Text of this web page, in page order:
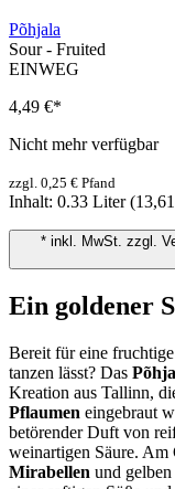
Põhjala
Sour - Fruited
EINWEG
4,49 €*
Nicht mehr verfügbar
zzgl. 0,25 € Pfand
Inhalt: 0.33 Liter
* inkl. MwSt. zzgl.
Ein goldener
Bereit für eine
tanzen lässt? Das
Kreation aus Tallinn,
Pflaumen eingebraut
betörender Duft von
weinartigen Säure. Am
Mirabellen und